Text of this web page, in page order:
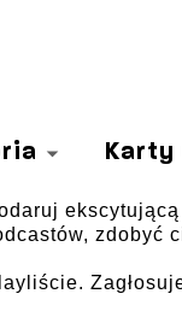
Karty
zdobyć